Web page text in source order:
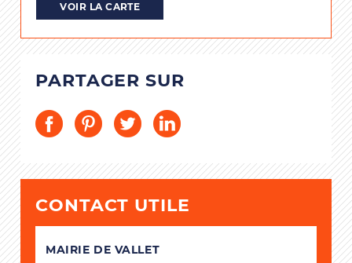
VOIR LA CARTE
PARTAGER SUR
CONTACT UTILE
MAIRIE DE VALLET